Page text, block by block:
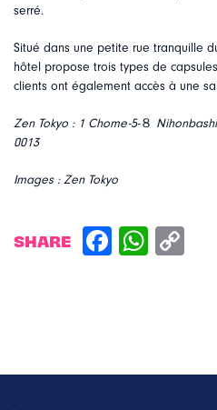
serré.
Situé dans une petite rue tranquille
hôtel propose trois types de
clients ont également accès à une
Zen Tokyo : 1 Chome-5-８
0013
Images : Zen Tokyo
SHARE